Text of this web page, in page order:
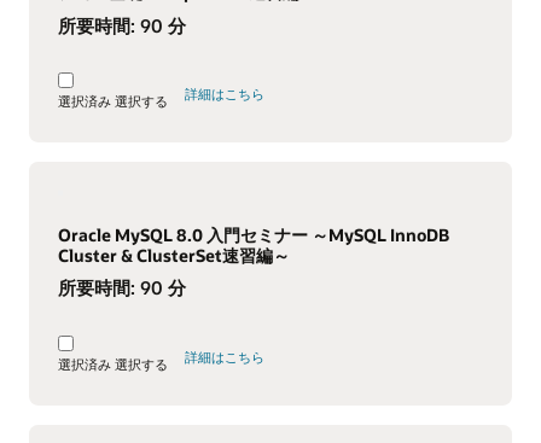
所要時間: 90 分
選択済み 選択する 詳細はこちら
Oracle MySQL 8.0 入門セミナー ～MySQL InnoDB
Cluster & ClusterSet速習編～
所要時間: 90 分
選択済み 選択する 詳細はこちら